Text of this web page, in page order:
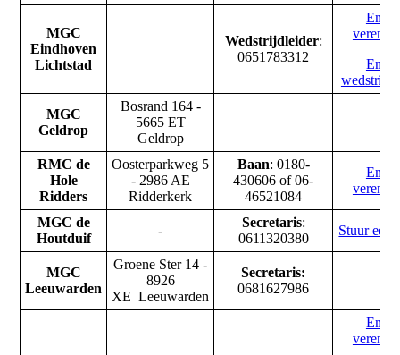
MGC
Eindhoven
Lichtstad
Wedstrijdleider:
0651783312
Email
Email
MGC
Geldrop
Bosrand 164 -
5665 ET
Geldrop
RMC de
Hole
Ridders
Oosterparkweg 5
- 2986 AE
Ridderkerk
Baan: 0180-
430606 of 06-
46521084
Email
MGC de
Houtduif
-
Secretaris:
0611320380
Stuur een
MGC
Leeuwarden
Groene Ster 14 -
8926
XE Leeuwarden
Secretaris:
0681627986
Email